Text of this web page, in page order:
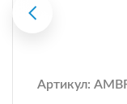
Артикул: